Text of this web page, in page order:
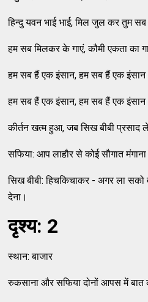
हिन्दु यवन भाई भाई, मिल जुल कर तुम सब
हम सब मिलकर के गाएं, कौमी एकता का
हम सब हैं एक इंसान, हम सब हैं एक
हम सब हैं एक इंसान, हम सब हैं एक
कीर्तन खत्म हुआ, जब सिख बीबी प्रसाद
सफिया: आप लाहौर से कोई सौगात
सिख बीबी: हिचकिचाकर - अगर ला सको
देना।
दृश्य: 2
स्थान: बाजार
रुकसाना और सफिया दोनों आपस में बात